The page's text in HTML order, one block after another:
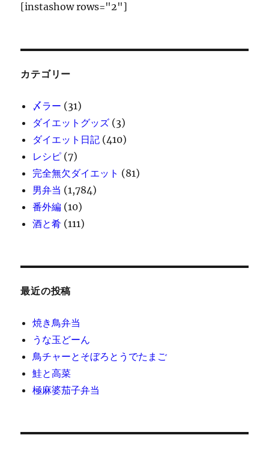
[instashow rows="2"]
カテゴリー
〆ラー (31)
ダイエットグッズ (3)
ダイエット日記 (410)
レシピ (7)
完全無欠ダイエット (81)
男弁当 (1,784)
番外編 (10)
酒と肴 (111)
最近の投稿
焼き鳥弁当
うな玉どーん
鳥チャーとそぼろとうでたまご
鮭と高菜
極麻婆茄子弁当